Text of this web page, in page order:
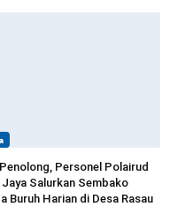
Personel Polairud
Jaya Salurkan Sembako
Buruh Harian di Desa Rasau